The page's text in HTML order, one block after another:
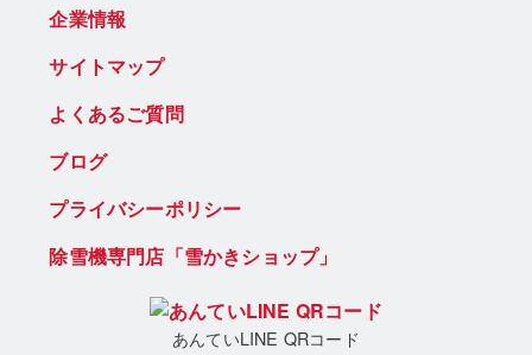
企業情報
サイトマップ
よくあるご質問
ブログ
プライバシーポリシー
除雪機専門店「雪かきショップ」
あんていLINE QRコード